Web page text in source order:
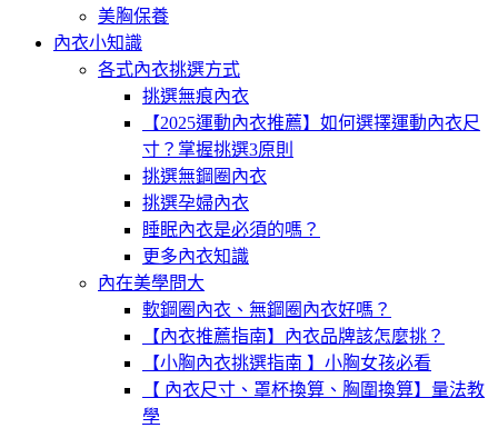
美胸保養
內衣小知識
各式內衣挑選方式
挑選無痕內衣
【2025運動內衣推薦】如何選擇運動內衣尺
寸？掌握挑選3原則
挑選無鋼圈內衣
挑選孕婦內衣
睡眠內衣是必須的嗎？
更多內衣知識
內在美學問大
軟鋼圈內衣、無鋼圈內衣好嗎？
【內衣推薦指南】內衣品牌該怎麼挑？
【小胸內衣挑選指南 】小胸女孩必看
【 內衣尺寸、罩杯換算、胸圍換算】量法教
學